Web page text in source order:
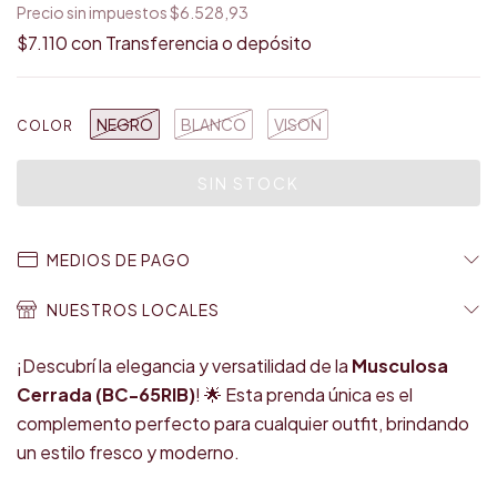
Precio sin impuestos$6.528,93
$7.110con Transferencia o depósito
COLOR NEGRO BLANCO VISON
MEDIOS DE PAGO
NUESTROS LOCALES
¡Descubrí la elegancia y versatilidad de la Musculosa
Cerrada (BC-65RIB)! 🌟 Esta prenda única es el
complemento perfecto para cualquier outfit, brindando
un estilo fresco y moderno.